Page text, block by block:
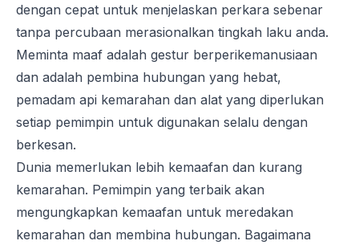
dengan cepat untuk menjelaskan perkara sebenar
tanpa percubaan merasionalkan tingkah laku anda.
Meminta maaf adalah gestur berperikemanusiaan
dan adalah pembina hubungan yang hebat,
pemadam api kemarahan dan alat yang diperlukan
setiap pemimpin untuk digunakan selalu dengan
berkesan.
Dunia memerlukan lebih kemaafan dan kurang
kemarahan. Pemimpin yang terbaik akan
mengungkapkan kemaafan untuk meredakan
kemarahan dan membina hubungan. Bagaimana